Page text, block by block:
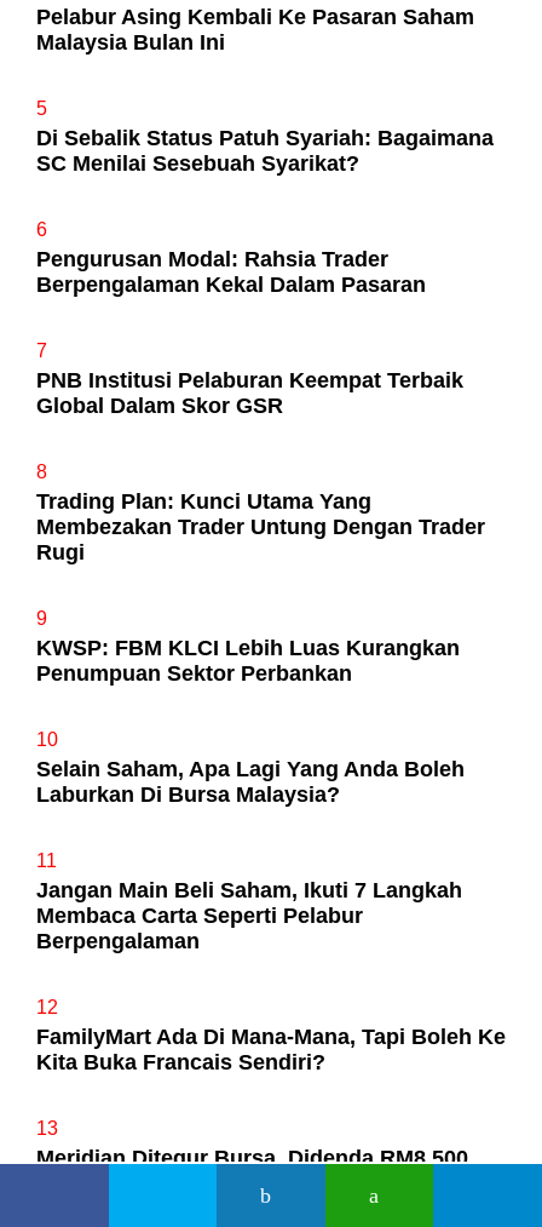
Pelabur Asing Kembali Ke Pasaran Saham
Malaysia Bulan Ini
5
Di Sebalik Status Patuh Syariah: Bagaimana
SC Menilai Sesebuah Syarikat?
6
Pengurusan Modal: Rahsia Trader
Berpengalaman Kekal Dalam Pasaran
7
PNB Institusi Pelaburan Keempat Terbaik
Global Dalam Skor GSR
8
Trading Plan: Kunci Utama Yang
Membezakan Trader Untung Dengan Trader
Rugi
9
KWSP: FBM KLCI Lebih Luas Kurangkan
Penumpuan Sektor Perbankan
10
Selain Saham, Apa Lagi Yang Anda Boleh
Laburkan Di Bursa Malaysia?
11
Jangan Main Beli Saham, Ikuti 7 Langkah
Membaca Carta Seperti Pelabur
Berpengalaman
12
FamilyMart Ada Di Mana-Mana, Tapi Boleh Ke
Kita Buka Francais Sendiri?
13
Meridian Ditegur Bursa, Didenda RM8,500